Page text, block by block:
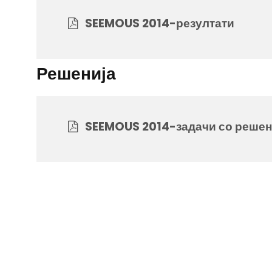
SEEMOUS 2014-резултати
Решенија
SEEMOUS 2014-задачи со